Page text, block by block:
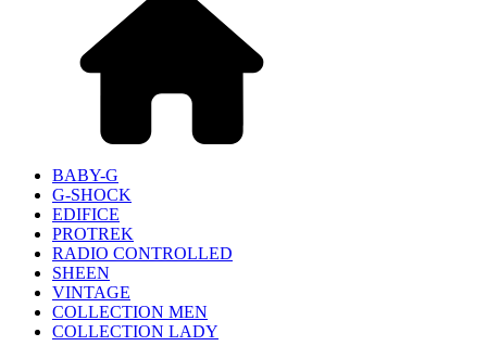
BABY-G
G-SHOCK
EDIFICE
PROTREK
RADIO CONTROLLED
SHEEN
VINTAGE
COLLECTION MEN
COLLECTION LADY